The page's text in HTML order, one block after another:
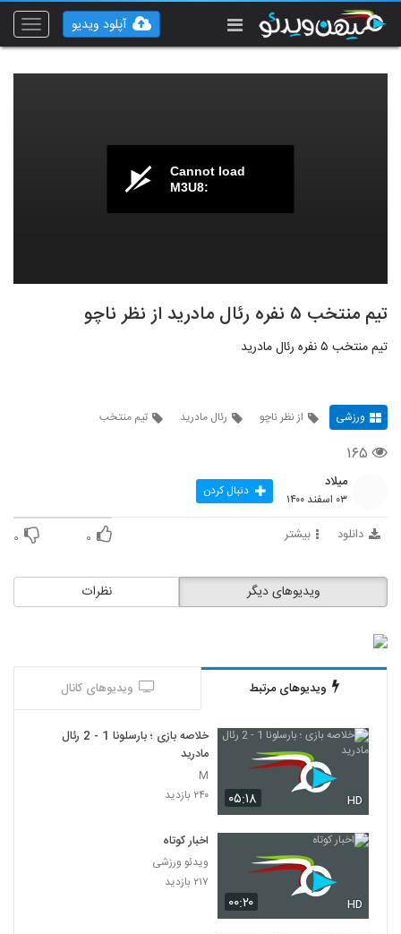
Toggle
آپلود ویدیو
Cannot load
M3U8:
تیم منتخب ۵ نفره رئال مادرید از نظر ناچو
تیم منتخب ۵ نفره رئال مادرید
ورزشی از نظر ناچو رئال مادرید تیم منتخب
۱۶۵
میلاد
۰۳ اسفند ۱۴۰۰ دنبال کردن
دانلود بیشتر ۰ ۰
نظرات ویدیوهای دیگر
ویدیوهای مرتبط ویدیوهای کانال
۰۵:۱۸ HD
خلاصه بازی ؛ بارسلونا 1 - 2 رئال
مادرید
M
۲۴۰ بازدید
۰۰:۲۰ HD
اخبار کوتاه
ویدئو ورزشی
۲۱۷ بازدید